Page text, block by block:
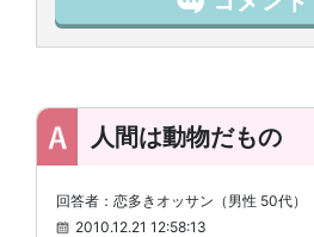
人間は動物だもの
回答者：恋多きオッサン（男性 50代）
2010.12.21 12:58:13